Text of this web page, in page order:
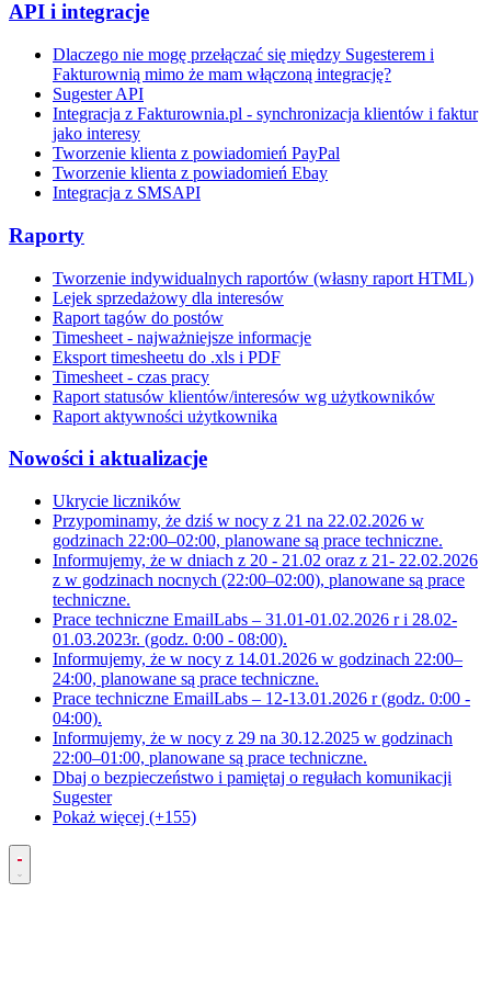
API i integracje
Dlaczego nie mogę przełączać się między Sugesterem i
Fakturownią mimo że mam włączoną integrację?
Sugester API
Integracja z Fakturownia.pl - synchronizacja klientów i faktur
jako interesy
Tworzenie klienta z powiadomień PayPal
Tworzenie klienta z powiadomień Ebay
Integracja z SMSAPI
Raporty
Tworzenie indywidualnych raportów (własny raport HTML)
Lejek sprzedażowy dla interesów
Raport tagów do postów
Timesheet - najważniejsze informacje
Eksport timesheetu do .xls i PDF
Timesheet - czas pracy
Raport statusów klientów/interesów wg użytkowników
Raport aktywności użytkownika
Nowości i aktualizacje
Ukrycie liczników
Przypominamy, że dziś w nocy z 21 na 22.02.2026 w
godzinach 22:00–02:00, planowane są prace techniczne.
Informujemy, że w dniach z 20 - 21.02 oraz z 21- 22.02.2026
z w godzinach nocnych (22:00–02:00), planowane są prace
techniczne.
Prace techniczne EmailLabs – 31.01-01.02.2026 r i 28.02-
01.03.2023r. (godz. 0:00 - 08:00).
Informujemy, że w nocy z 14.01.2026 w godzinach 22:00–
24:00, planowane są prace techniczne.
Prace techniczne EmailLabs – 12-13.01.2026 r (godz. 0:00 -
04:00).
Informujemy, że w nocy z 29 na 30.12.2025 w godzinach
22:00–01:00, planowane są prace techniczne.
Dbaj o bezpieczeństwo i pamiętaj o regułach komunikacji
Sugester
Pokaż więcej (+155)